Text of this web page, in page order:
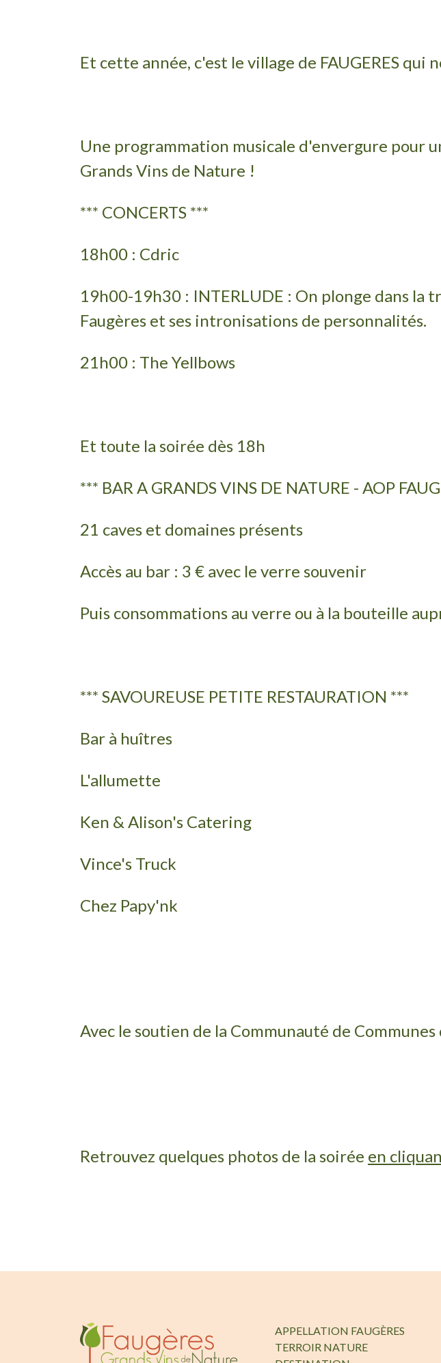
Et cette année, c'est le village de FAUGERES qui
Une programmation musicale d'envergure pour
Grands Vins de Nature !
*** CONCERTS ***
18h00 : Cdric
19h00-19h30 : INTERLUDE : On plonge dans la
Faugères et ses intronisations de personnalités.
21h00 : The Yellbows
Et toute la soirée dès 18h
*** BAR A GRANDS VINS DE NATURE - AOP
21 caves et domaines présents
Accès au bar : 3 € avec le verre souvenir
Puis consommations au verre ou à la bouteille
*** SAVOUREUSE PETITE RESTAURATION ***
Bar à huîtres
L'allumette
Ken & Alison's Catering
Vince's Truck
Chez Papy'nk
Avec le soutien de la Communauté de
Retrouvez quelques photos de la soirée en
APPELLATION FAUGÈRES
TERROIR NATURE